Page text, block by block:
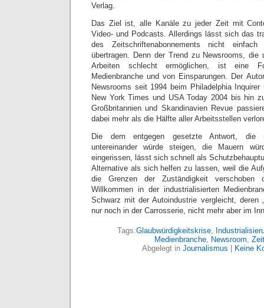
Verlag.
Das Ziel ist, alle Kanäle zu jeder Zeit mit
Video- und Podcasts. Allerdings lässt sich das
des Zeitschriftenabonnements nicht
übertragen. Denn der Trend zu Newsrooms, die
Arbeiten schlecht ermöglichen, ist eine
Medienbranche und von Einsparungen. Der
Newsrooms seit 1994 beim Philadelphia
New York Times und USA Today 2004 bis hin
Großbritannien und Skandinavien Revue
dabei mehr als die Hälfte aller Arbeitsstellen
Die dem entgegen gesetzte Antwort, die
untereinander würde steigen, die Mauern
eingerissen, lässt sich schnell als
Alternative als sich helfen zu lassen, weil die
die Grenzen der Zuständigkeit verschoben
Willkommen in der industrialisierten
Schwarz mit der Autoindustrie vergleicht, deren
nur noch in der Carrosserie, nicht mehr aber im
Tags:Glaubwürdigkeitskrise,
Medienbranche, Newsroom,
Abgelegt in Journalismus Keine